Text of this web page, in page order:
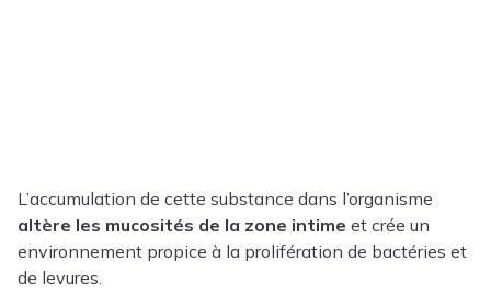
L’accumulation de cette substance dans l’organisme
altère les mucosités de la zone intime et crée un
environnement propice à la prolifération de bactéries et
de levures.